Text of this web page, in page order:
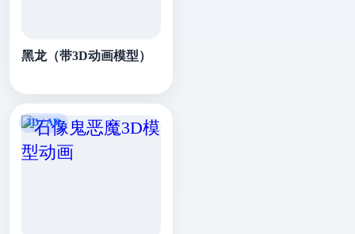
黑龙（带3D动画模型）